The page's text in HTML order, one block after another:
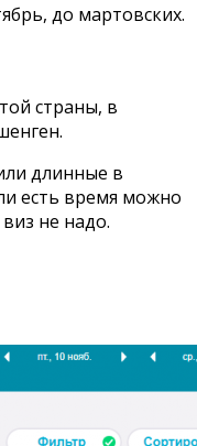
до мартовских.
страны, в
длинные в
есть время можно
не надо.